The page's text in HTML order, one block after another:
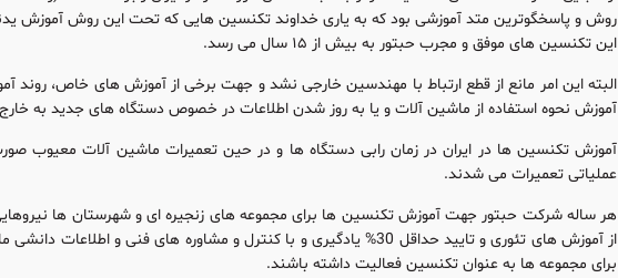
روش و پاسخگوترین متد آموزشی بود که به یاری خداوند تکنسین هایی که تحت این روش آموزش
این تکنسین های موفق و مجرب حبتور به بیش از ۱۵ سال می رسد.
البته این امر مانع از قطع ارتباط با مهندسین خارجی نشد و جهت برخی از آموزش های خاص،
آموزش نحوه استفاده از ماشین آلات و یا به روز شدن اطلاعات در خصوص دستگاه های جدید به
آموزش تکنسین ها در ایران در زمان رابی دستگاه ها و در حین تعمیرات ماشین آلات معیوب
عملیاتی تعمیرات می شدند.
هر ساله شرکت حبتور جهت آموزش تکنسین ها برای مجموعه های زنجیره ای و شهرستان ها
از آموزش های تئوری و تایید حداقل 30% یادگیری و با کنترل و مشاوره
برای مجموعه ها به عنوان تکنسین فعالیت داشته باشند.